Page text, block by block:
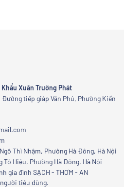
Xuân Trường Phát
Đường tiếp giáp Văn Phú, Phường Kiến
Thì Nhậm, Phường Hà Đông, Hà Nội
Tô Hiệu, Phường Hà Đông, Hà Nội
gia đình SẠCH - THƠM - AN
tiêu dùng.